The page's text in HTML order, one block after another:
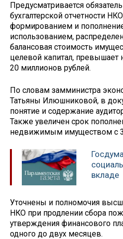
Предусматривается
бухгалтерской отчетности
формированием и
использованием,
балансовая стоимость
целевой капитал, превышает
20 миллионов рублей.
По словам замминистра
Татьяны Илюшниковой, в
понятие и содержание
Также увеличен срок
недвижимым имуществом с
вкладе
Уточнены и полномочия
НКО при продлении сбора
утверждения финансового
одного до двух месяцев.